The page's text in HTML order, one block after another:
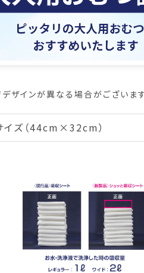
ザインが異なる場合がございます
イズ（44cm×32cm）